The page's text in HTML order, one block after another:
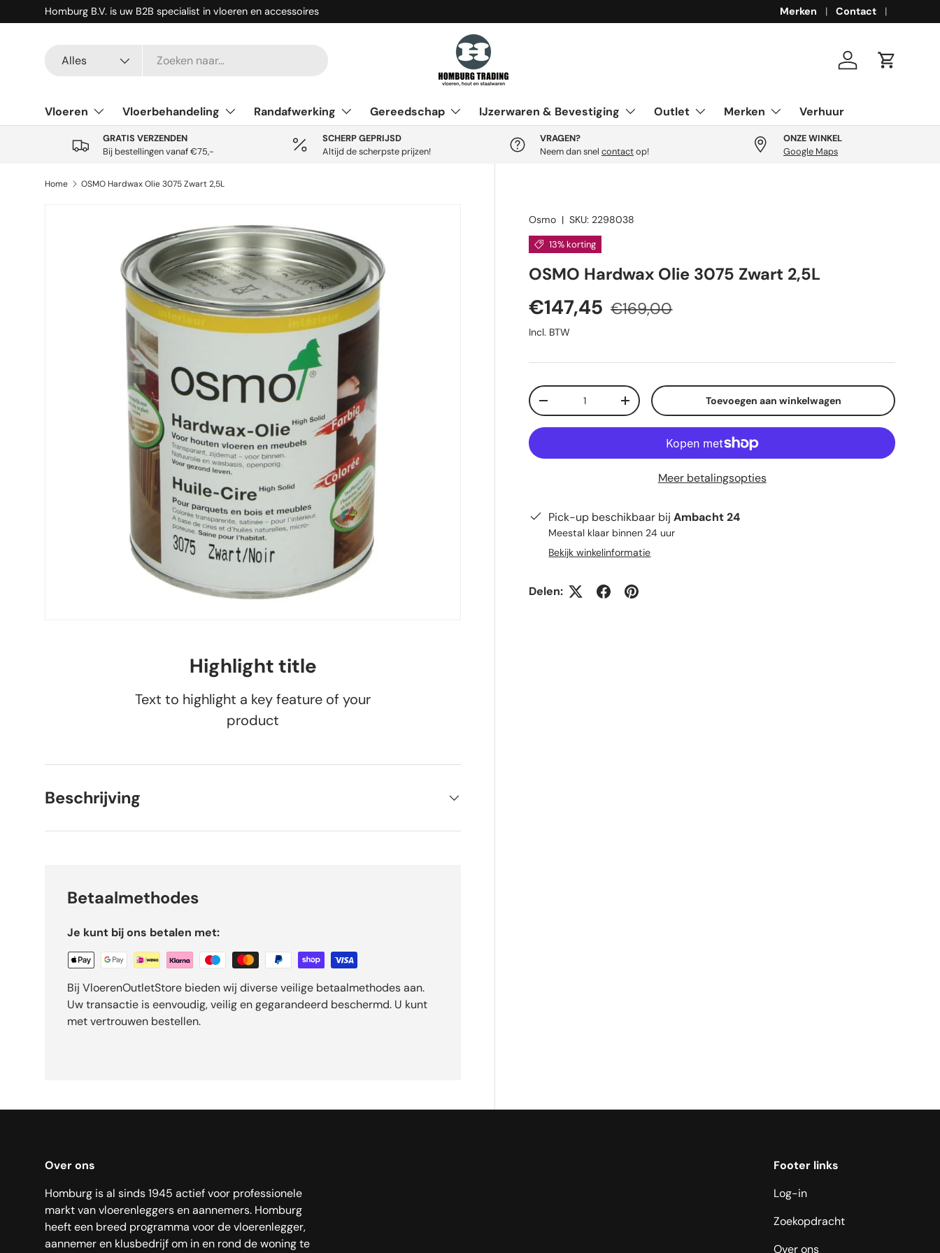
Ga naar inhoud
Homburg B.V. is uw B2B specialist in vloeren en accessoires Merken Contact
Alles Inloggen
Vloeren Vloerbehandeling Randafwerking Gereedschap IJzerwaren & Bevestiging Outlet Merken Verhuur
GRATIS VERZENDEN
Bij bestellingen vanaf €75,-
SCHERP GEPRIJSD
Altijd de scherpste prijzen!
VRAGEN?
Neem dan snel contactop!
ONZE WINKEL
Google Maps
Home OSMO Hardwax Olie 3075 Zwart 2,5L
Ga direct naar productinformatie
Osmo |SKU: 2298038
13% korting
OSMO Hardwax Olie 3075 Zwart 2,5L
Verkoopprijs
€147,45 Reguliere prijs
€169,00
Incl. BTW
Aantal
Verlaag de hoeveelheidVerhoog de hoeveelheidToevoegen aan winkelwagen
Meer betalingsopties
Pick-up beschikbaar bijAmbacht 24
Meestal klaar binnen 24 uur
Bekijk winkelinformatie
Delen:
Highlight title
Text to highlight a key feature of your
product
Beschrijving
Betaalmethodes
Je kunt bij ons betalen met:
Bij VloerenOutletStore bieden wij diverse veilige betaalmethodes aan.
Uw transactie is eenvoudig, veilig en gegarandeerd beschermd. U kunt
met vertrouwen bestellen.
Over ons
Homburg is al sinds 1945 actief voor professionele
markt van vloerenleggers en aannemers. Homburg
heeft een breed programma voor de vloerenlegger,
aannemer en klusbedrijf om in en rond de woning te
Footer links
Log-in
Zoekopdracht
Over ons